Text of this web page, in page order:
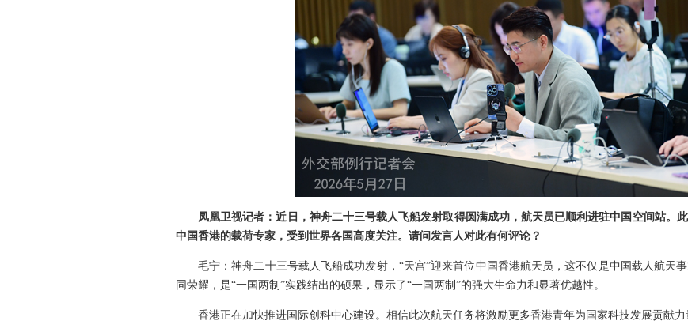
凤凰卫视记者：近日，神舟二十三号载人飞船发射取得圆满成功，航天员已顺利进驻中国空间站。
中国香港的载荷专家，受到世界各国高度关注。请问发言人对此有何评论？
毛宁：神舟二十三号载人飞船成功发射，“天宫”迎来首位中国香港航天员，这不仅是中国载人航天
同荣耀，是“一国两制”实践结出的硕果，显示了“一国两制”的强大生命力和显著优越性。
香港正在加快推进国际创科中心建设。相信此次航天任务将激励更多香港青年为国家科技发展贡献力